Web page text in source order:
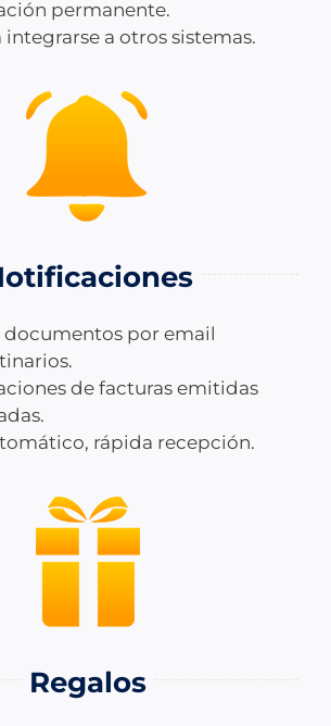
permanente.
integrarse a otros sistemas.
documentos por email
de facturas emitidas
rápida recepción.
Regalos